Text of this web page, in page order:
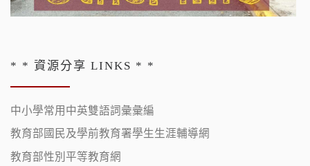
* * 資源分享 LINKS * *
中小學常用中英雙語詞彙彙編
教育部國民及學前教育署學生生涯輔導網
教育部性別平等教育網